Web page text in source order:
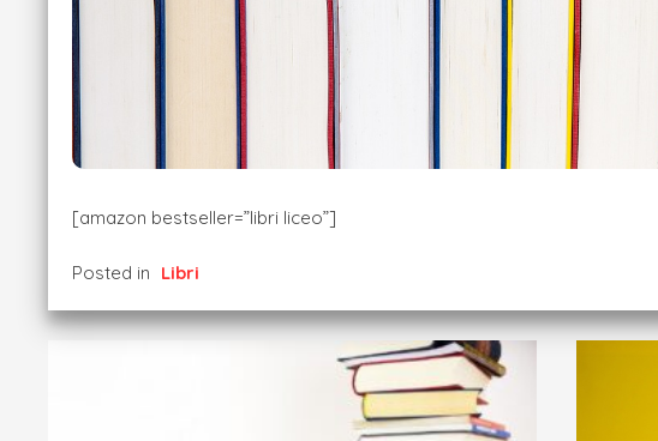
[amazon bestseller=”libri liceo”]
Posted in Libri